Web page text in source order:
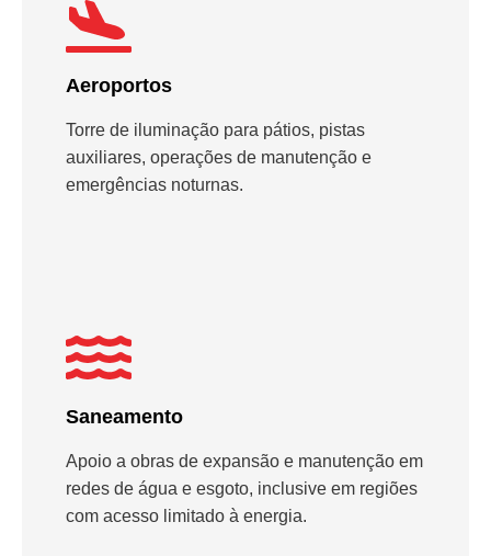
Aeroportos
Torre de iluminação para pátios, pistas
auxiliares, operações de manutenção e
emergências noturnas.
Saneamento
Apoio a obras de expansão e manutenção em
redes de água e esgoto, inclusive em regiões
com acesso limitado à energia.